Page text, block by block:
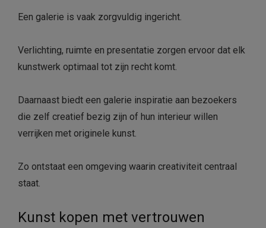
Een galerie is vaak zorgvuldig ingericht.
Verlichting, ruimte en presentatie zorgen ervoor dat elk
kunstwerk optimaal tot zijn recht komt.
Daarnaast biedt een galerie inspiratie aan bezoekers
die zelf creatief bezig zijn of hun interieur willen
verrijken met originele kunst.
Zo ontstaat een omgeving waarin creativiteit centraal
staat.
Kunst kopen met vertrouwen